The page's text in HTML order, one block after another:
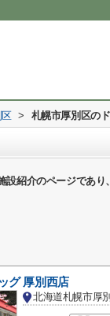
> 札幌市厚別区の
紹介のページであり
グ 厚別西店